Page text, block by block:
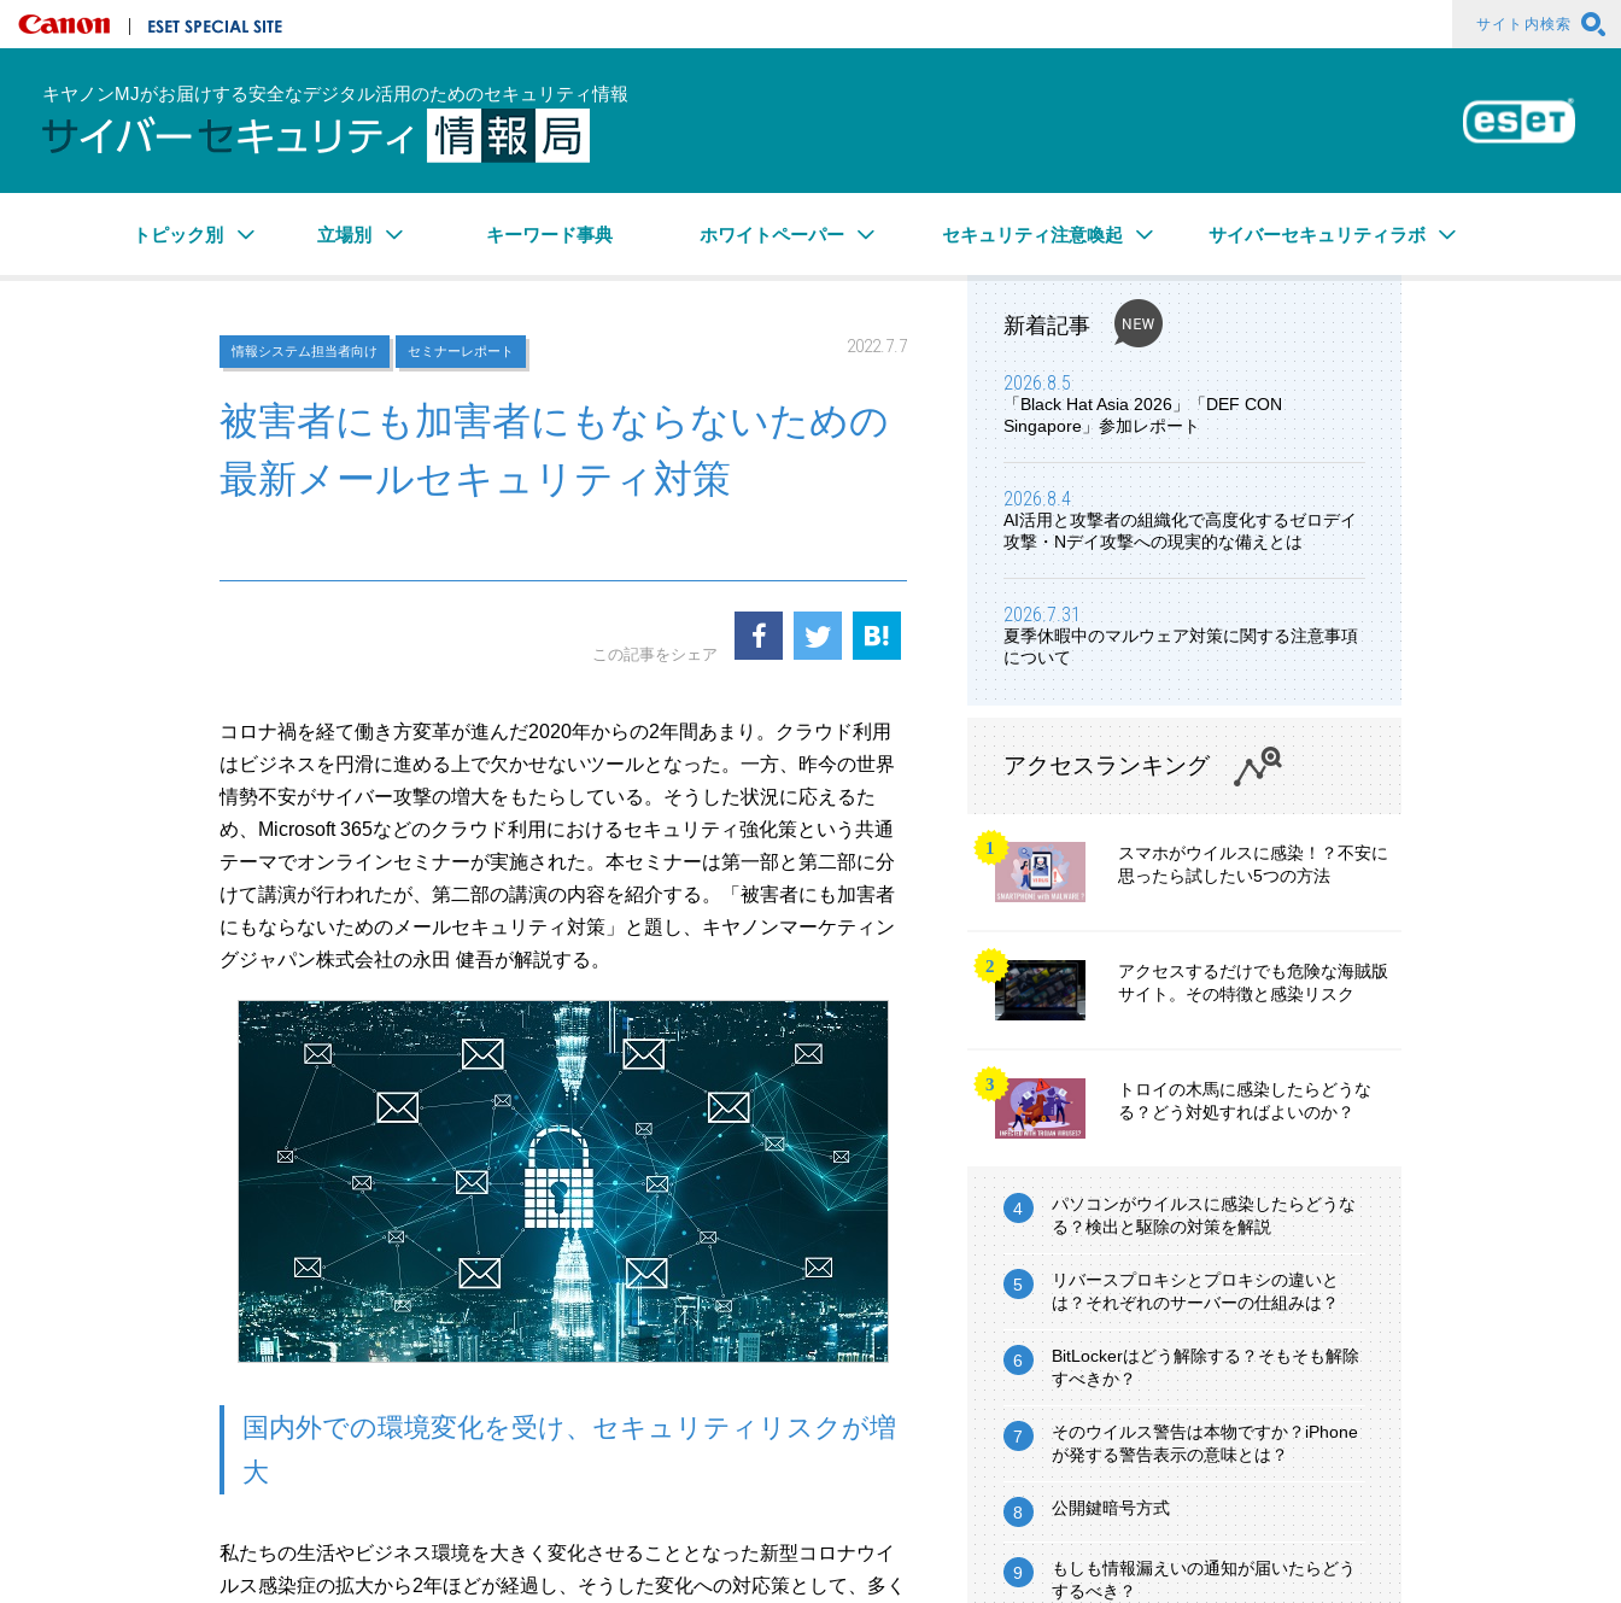
キヤノンマーケティングジャパン株式会社 サイト内検索
キヤノンMJがお届けする安全なデジタル活用のためのセキュリティ情報
トピック別 立場別 キーワード事典 ホワイトペーパー セキュリティ注意喚起 サイバーセキュリティラボ
情報システム担当者向け セミナーレポート 2022.7.7
被害者にも加害者にもならないための
最新メールセキュリティ対策
この記事をシェア
コロナ禍を経て働き方変革が進んだ2020年からの2年間あまり。クラウド利用
はビジネスを円滑に進める上で欠かせないツールとなった。一方、昨今の世界
情勢不安がサイバー攻撃の増大をもたらしている。そうした状況に応えるた
め、Microsoft 365などのクラウド利用におけるセキュリティ強化策という共通
テーマでオンラインセミナーが実施された。本セミナーは第一部と第二部に分
けて講演が行われたが、第二部の講演の内容を紹介する。「被害者にも加害者
にもならないためのメールセキュリティ対策」と題し、キヤノンマーケティン
グジャパン株式会社の永田 健吾が解説する。
国内外での環境変化を受け、セキュリティリスクが増
大
私たちの生活やビジネス環境を大きく変化させることとなった新型コロナウイ
ルス感染症の拡大から2年ほどが経過し、そうした変化への対応策として、多く
新着記事
2026.8.5
「Black Hat Asia 2026」「DEF CON
Singapore」参加レポート
2026.8.4
AI活用と攻撃者の組織化で高度化するゼロデイ
攻撃・Nデイ攻撃への現実的な備えとは
2026.7.31
夏季休暇中のマルウェア対策に関する注意事項
について
アクセスランキング
スマホがウイルスに感染！？不安に
思ったら試したい5つの方法
アクセスするだけでも危険な海賊版
サイト。その特徴と感染リスク
トロイの木馬に感染したらどうな
る？どう対処すればよいのか？
パソコンがウイルスに感染したらどうな
る？検出と駆除の対策を解説
リバースプロキシとプロキシの違いと
は？それぞれのサーバーの仕組みは？
BitLockerはどう解除する？そもそも解除
すべきか？
そのウイルス警告は本物ですか？iPhone
が発する警告表示の意味とは？
公開鍵暗号方式
もしも情報漏えいの通知が届いたらどう
するべき？